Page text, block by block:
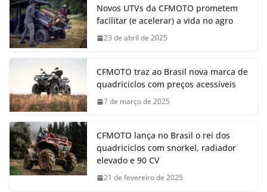
Novos UTVs da CFMOTO prometem
facilitar (e acelerar) a vida no agro
23 de abril de 2025
CFMOTO traz ao Brasil nova marca de
quadriciclos com preços acessíveis
7 de março de 2025
CFMOTO lança no Brasil o rei dos
quadriciclos com snorkel, radiador
elevado e 90 CV
21 de fevereiro de 2025